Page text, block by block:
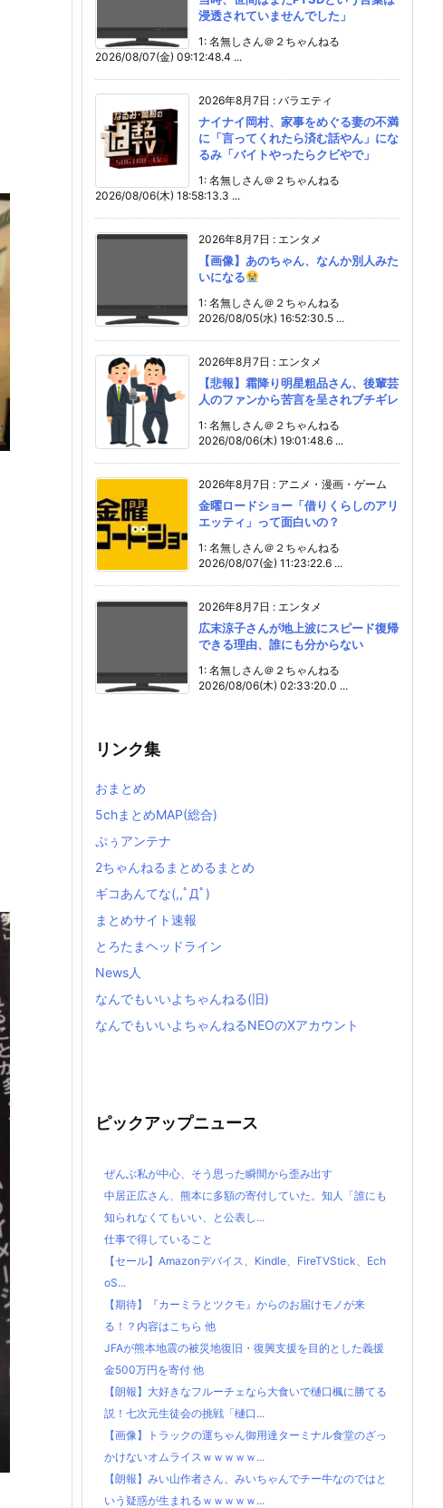
浸透されていませんでした」
1: 名無しさん＠２ちゃんねる
2026/08/07(金) 09:12:48.4 ...
2026年8月7日 : バラエティ
ナイナイ岡村、家事をめぐる妻の不満
に「言ってくれたら済む話やん」にな
るみ「バイトやったらクビやで」
1: 名無しさん＠２ちゃんねる
2026/08/06(木) 18:58:13.3 ...
2026年8月7日 : エンタメ
【画像】あのちゃん、なんか別人みた
いになる
1: 名無しさん＠２ちゃんねる
2026/08/05(水) 16:52:30.5 ...
2026年8月7日 : エンタメ
【悲報】霜降り明星粗品さん、後輩芸
人のファンから苦言を呈されブチギレ
1: 名無しさん＠２ちゃんねる
2026/08/06(木) 19:01:48.6 ...
2026年8月7日 : アニメ・漫画・ゲーム
金曜ロードショー「借りくらしのアリ
エッティ」って面白いの？
1: 名無しさん＠２ちゃんねる
2026/08/07(金) 11:23:22.6 ...
2026年8月7日 : エンタメ
広末涼子さんが地上波にスピード復帰
できる理由、誰にも分からない
1: 名無しさん＠２ちゃんねる
2026/08/06(木) 02:33:20.0 ...
リンク集
おまとめ
5chまとめMAP(総合)
ぷぅアンテナ
2ちゃんねるまとめるまとめ
ギコあんてな(,,ﾟДﾟ)
まとめサイト速報
とろたまヘッドライン
News人
なんでもいいよちゃんねる(旧)
なんでもいいよちゃんねるNEOのXアカウント
ピックアップニュース
ぜんぶ私が中心、そう思った瞬間から歪み出す
中居正広さん、熊本に多額の寄付していた。知人「誰にも
知られなくてもいい、と公表し...
仕事で得していること
【セール】Amazonデバイス、Kindle、FireTVStick、Ech
oS...
【期待】『カーミラとツクモ』からのお届けモノが来
る！？内容はこちら 他
JFAが熊本地震の被災地復旧・復興支援を目的とした義援
金500万円を寄付 他
【朗報】大好きなフルーチェなら大食いで樋口楓に勝てる
説！七次元生徒会の挑戦「樋口...
【画像】トラックの運ちゃん御用達ターミナル食堂のざっ
かけないオムライスｗｗｗｗｗ...
【朗報】みい山作者さん、みいちゃんでチー牛なのではと
いう疑惑が生まれるｗｗｗｗｗ...